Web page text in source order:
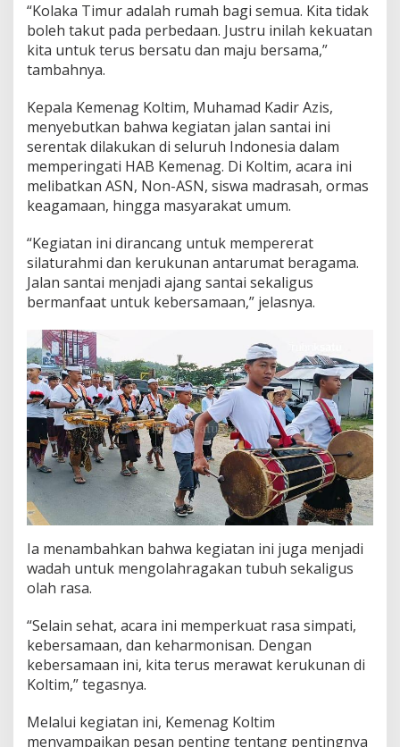
“Kolaka Timur adalah rumah bagi semua. Kita tidak
boleh takut pada perbedaan. Justru inilah kekuatan
kita untuk terus bersatu dan maju bersama,”
tambahnya.
Kepala Kemenag Koltim, Muhamad Kadir Azis,
menyebutkan bahwa kegiatan jalan santai ini
serentak dilakukan di seluruh Indonesia dalam
memperingati HAB Kemenag. Di Koltim, acara ini
melibatkan ASN, Non-ASN, siswa madrasah, ormas
keagamaan, hingga masyarakat umum.
“Kegiatan ini dirancang untuk mempererat
silaturahmi dan kerukunan antarumat beragama.
Jalan santai menjadi ajang santai sekaligus
bermanfaat untuk kebersamaan,” jelasnya.
Ia menambahkan bahwa kegiatan ini juga menjadi
wadah untuk mengolahragakan tubuh sekaligus
olah rasa.
“Selain sehat, acara ini memperkuat rasa simpati,
kebersamaan, dan keharmonisan. Dengan
kebersamaan ini, kita terus merawat kerukunan di
Koltim,” tegasnya.
Melalui kegiatan ini, Kemenag Koltim
menyampaikan pesan penting tentang pentingnya